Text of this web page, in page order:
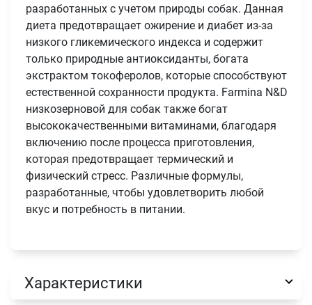
разработанных с учетом природы собак. Данная
диета предотвращает ожирение и диабет из-за
низкого гликемического индекса и содержит
только природные антиоксиданты, богата
экстрактом токоферолов, которые способствуют
естественной сохранности продукта. Farmina N&D
низкозерновой для собак также богат
высококачественными витаминами, благодаря
включению после процесса приготовления,
которая предотвращает термический и
физический стресс. Различные формулы,
разработанные, чтобы удовлетворить любой
вкус и потребность в питании.
Характеристики